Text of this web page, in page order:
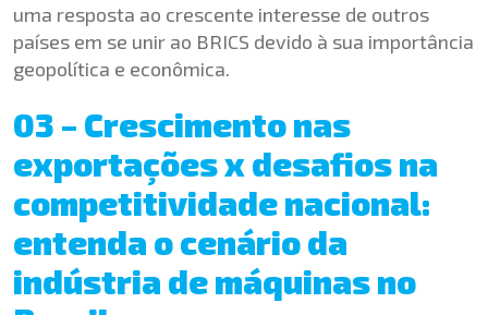
uma resposta ao crescente interesse de outros
países em se unir ao BRICS devido à sua importância
geopolítica e econômica.
03 – Crescimento nas
exportações x desafios na
competitividade nacional:
entenda o cenário da
indústria de máquinas no